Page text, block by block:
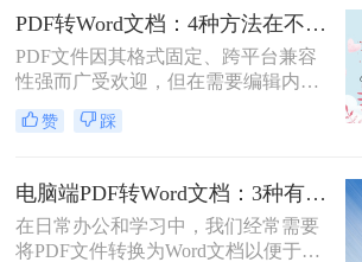
5种主流方案，助您高效完成转换。
PDF转Word文档：4种方法在不同文件类型下的转换效果！
PDF文件因其格式固定、跨平台兼容
性强而广受欢迎，但在需要编辑内容
时，将其转换为可编辑的Word文档成
为刚需。那么pdf怎么转换成word文档
法，助您高效完成格式转换。
赞 踩
电脑端PDF转Word文档：3种有效方法的具体操作步骤！
在日常办公和学习中，我们经常需要
将PDF文件转换为Word文档以便于编